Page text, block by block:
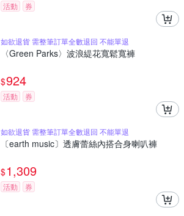
活動 券
如欲退貨 需整筆訂單全數退回 不能單退
〈Green Parks〉波浪緹花寬鬆寬褲
$924
活動 券
如欲退貨 需整筆訂單全數退回 不能單退
〔earth music〕透膚蕾絲內搭合身喇叭褲
$1,309
活動 券